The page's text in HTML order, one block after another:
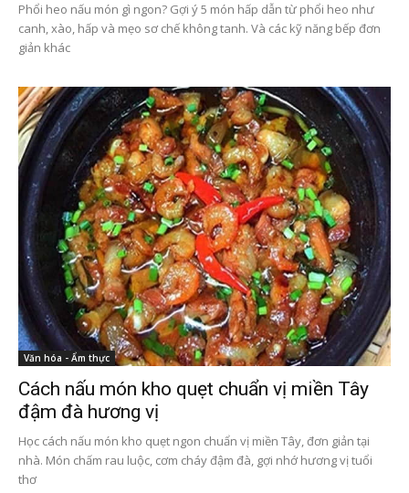
Phổi heo nấu món gì ngon? Gợi ý 5 món hấp dẫn từ phổi heo như
canh, xào, hấp và mẹo sơ chế không tanh. Và các kỹ năng bếp đơn
giản khác
Văn hóa - Ẩm thực
Cách nấu món kho quẹt chuẩn vị miền Tây
đậm đà hương vị
Học cách nấu món kho quẹt ngon chuẩn vị miền Tây, đơn giản tại
nhà. Món chấm rau luộc, cơm cháy đậm đà, gợi nhớ hương vị tuổi
thơ